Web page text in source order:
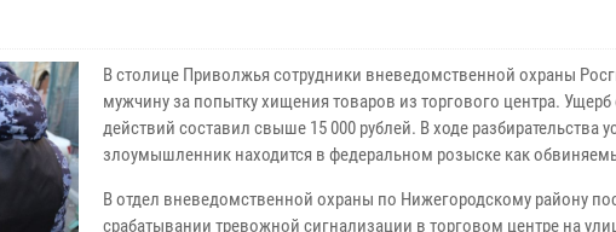
В столице Приволжья сотрудники вневедомственной охраны
мужчину за попытку хищения товаров из торгового центра.
действий составил свыше 15 000 рублей. В ходе разбирательства
злоумышленник находится в федеральном розыске как
В отдел вневедомственной охраны по Нижегородскому району
срабатывании тревожной сигнализации в торговом центре на